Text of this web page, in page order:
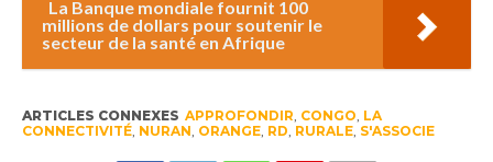
La Banque mondiale fournit 100
millions de dollars pour soutenir le
secteur de la santé en Afrique
ARTICLES CONNEXES APPROFONDIR CONGO LA
CONNECTIVITÉ, NURAN ORANGE, RD RURALE, S'ASSOCIE